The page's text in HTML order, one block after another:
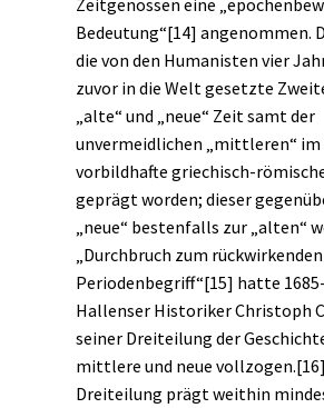
Bedeutung“[14] angenommen.
die von den Humanisten vier
zuvor in die Welt gesetzte
„alte“ und „neue“ Zeit samt der
unvermeidlichen „mittleren“ im
vorbildhafte griechisch-
geprägt worden; dieser
„neue“ bestenfalls zur „alten“
„Durchbruch zum rückwirkenden
Periodenbegriff“[15] hatte
Hallenser Historiker Christoph
seiner Dreiteilung der
mittlere und neue vollzogen.[16]
Dreiteilung prägt weithin